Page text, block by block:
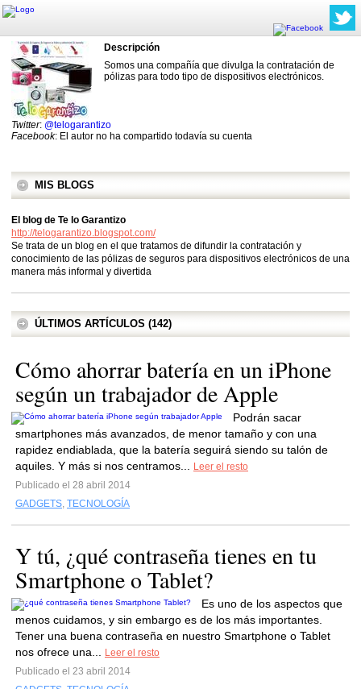
Descripción
Somos una compañía que divulga la contratación de
pólizas para todo tipo de dispositivos electrónicos.
Twitter: @telogarantizo
Facebook: El autor no ha compartido todavía su cuenta
MIS BLOGS
El blog de Te lo Garantizo
http://telogarantizo.blogspot.com/
Se trata de un blog en el que tratamos de difundir la contratación y
conocimiento de las pólizas de seguros para dispositivos electrónicos de una
manera más informal y divertida
ÚLTIMOS ARTÍCULOS (142)
Cómo ahorrar batería en un iPhone
según un trabajador de Apple
Podrán sacar
smartphones más avanzados, de menor tamaño y con una
rapidez endiablada, que la batería seguirá siendo su talón de
aquiles. Y más si nos centramos...
Leer el resto
Publicado el 28 abril 2014
GADGETS, TECNOLOGÍA
Y tú, ¿qué contraseña tienes en tu
Smartphone o Tablet?
Es uno de los aspectos que
menos cuidamos, y sin embargo es de los más importantes.
Tener una buena contraseña en nuestro Smartphone o Tablet
nos ofrece una...
Leer el resto
Publicado el 23 abril 2014